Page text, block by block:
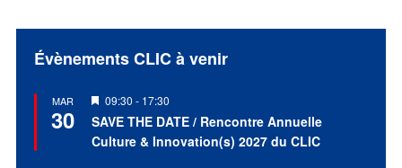
Évènements CLIC à venir
MAR
30
Mis
en
avant
09:30 - 17:30
SAVE THE DATE / Rencontre Annuelle
Culture & Innovation(s) 2027 du CLIC